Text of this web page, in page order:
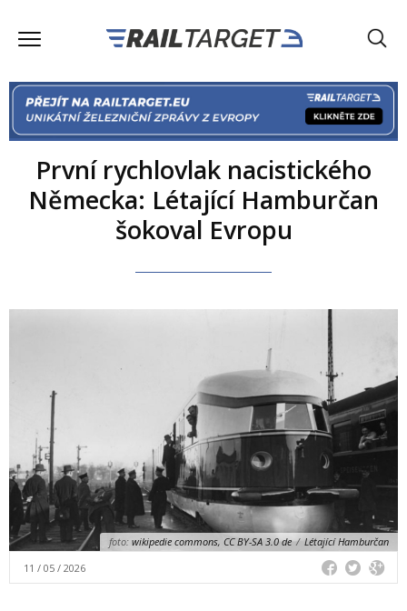
První rychlovlak nacistického
Německa: Létající Hamburčan
šokoval Evropu
foto: wikipedie commons, CC BY-SA 3.0 de / Létající Hamburčan
11 / 05 / 2026